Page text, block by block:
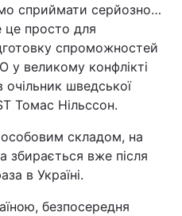
сприймати серйозно…
просто для
спроможностей
у великому конфлікті
шведської
Томас Нільссон.
складом, на
збирається вже після
в Україні.
безпосередня